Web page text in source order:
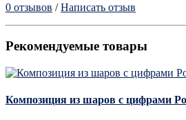
0 отзывов /Написать отзыв
Рекомендуемые товары
Композиция из шаров с цифрами